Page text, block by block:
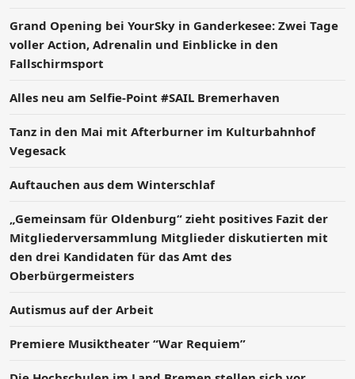
Grand Opening bei YourSky in Ganderkesee: Zwei Tage
voller Action, Adrenalin und Einblicke in den
Fallschirmsport
Alles neu am Selfie-Point #SAIL Bremerhaven
Tanz in den Mai mit Afterburner im Kulturbahnhof
Vegesack
Auftauchen aus dem Winterschlaf
„Gemeinsam für Oldenburg“ zieht positives Fazit der
Mitgliederversammlung Mitglieder diskutierten mit
den drei Kandidaten für das Amt des
Oberbürgermeisters
Autismus auf der Arbeit
Premiere Musiktheater “War Requiem”